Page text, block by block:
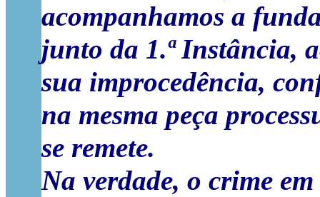
acompanhamos a
junto da 1.ª Instância,
sua improcedência,
na mesma peça
se remete.
Na verdade, o crime